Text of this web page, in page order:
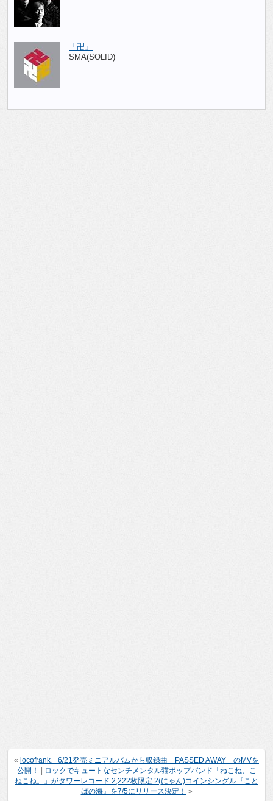
「卍」
SMA(SOLID)
« locofrank、6/21発売ミニアルバムから収録曲「PASSED AWAY」のMVを
公開！
ロックでキュートなセンチメンタル猫ポップバンド「ねこね、こ
ねこね。」がタワーレコード 2,222枚限定 2(にゃん)コインシングル『こと
ばの海』を7/5にリリース決定！ »